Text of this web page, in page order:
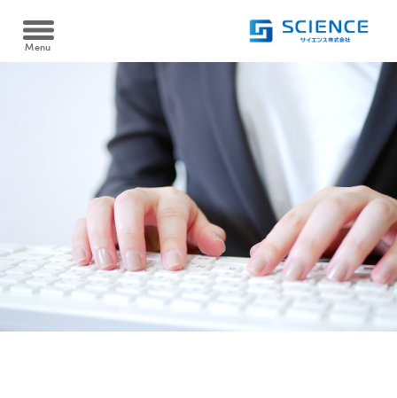
Menu
Heat pump
空冷式同時取出 AWタイプ/空冷式給湯 AHタイプ
水冷式同時取出 WW-Fタイプ
水冷式高温循環 WSRタイプ
水熱源式ブライン冷却・給油同時取出 WHCタイプ
Cooltime24
Filtration device
温浴・ろ過装置
砂ろ過自動逆洗浄 PRTシリーズ
カートリッジフィルター KJOシリーズ
電気ヒーター浴槽保温 SHSシリーズ
Case
導入実績
ろ過装置導入実績
FAQ
資料ダウンロード
Download
製品資料を
ダウンロードできます